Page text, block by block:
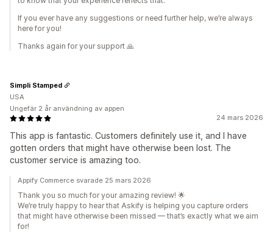
If you ever have any suggestions or need further help, we’re always
here for you!
Thanks again for your support 🙏
24 mars 2026
This app is fantastic. Customers definitely use it, and I have
gotten orders that might have otherwise been lost. The
customer service is amazing too.
Simpli Stamped
USA
Ungefär 2 år användning av appen
Appify Commerce svarade 25 mars 2026
Thank you so much for your amazing review! 🌟
We’re truly happy to hear that Askify is helping you capture orders
that might have otherwise been missed — that’s exactly what we aim
for!